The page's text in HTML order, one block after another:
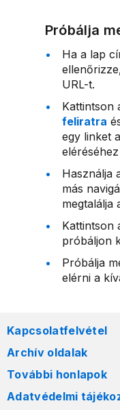
Próbálja
Ha a lap
URL-t.
Kattintson
feliratra
egy linket
eléréséhez
Használja
más
megtalálja
Kattintson
próbáljon
Próbálja
elérni a
Kapcsolatfelvétel
Archív oldalak
További honlapok
Adatvédelmi